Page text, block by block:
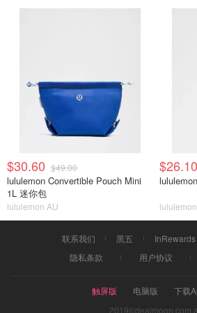
$30.60 $49.00
lululemon Convertible Pouch Mini
1L 迷你包
lululemon AU
$26.10
联系我们 黑五 InRewards
隐私条款
用户协议
触屏版 电脑版
下载